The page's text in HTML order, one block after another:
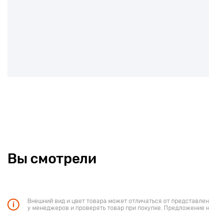
Вы смотрели
Внешний вид и цвет товара может отличаться от
у менеджеров и проверять товар при покупке. Предложение